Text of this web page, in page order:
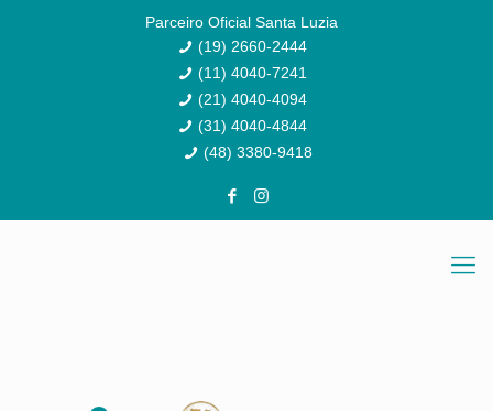
Parceiro Oficial Santa Luzia
(19) 2660-2444
(11) 4040-7241
(21) 4040-4094
(31) 4040-4844
(48) 3380-9418